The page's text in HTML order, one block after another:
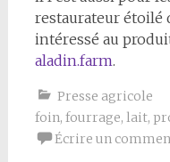
restaurateur étoilé
intéressé au
aladin.farm.
Presse agricole
foin, fourrage, lait,
Écrire un